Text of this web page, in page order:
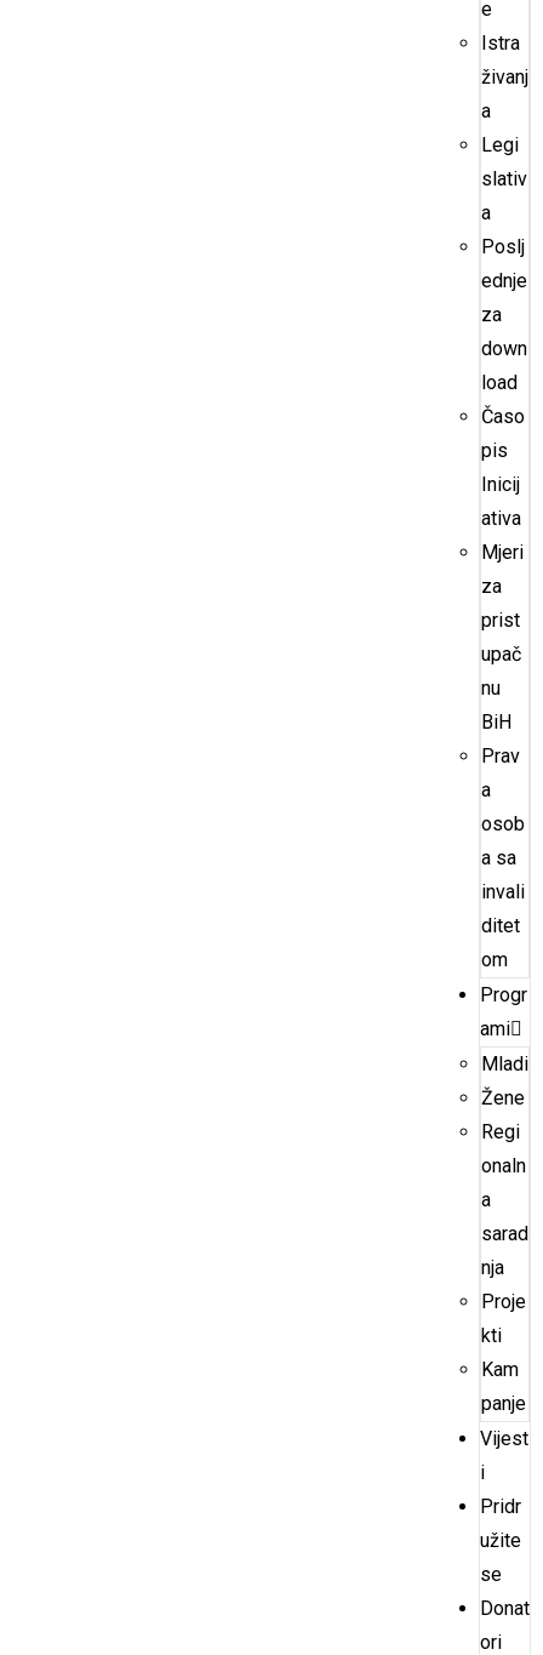
e
Istra
živanj
a
Legi
slativ
a
Poslj
ednje
za
down
load
Časo
pis
Inicij
ativa
Mjeri
za
prist
upač
nu
BiH
Prav
a
osob
a sa
invali
ditet
om
Progr
ami
Mladi
Žene
Regi
onaln
a
sarad
nja
Proje
kti
Kam
panje
Vijest
i
Pridr
užite
se
Donat
ori